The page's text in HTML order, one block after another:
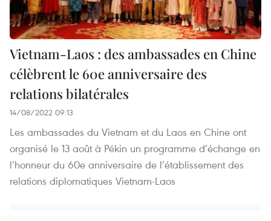
Vietnam-Laos : des ambassades en Chine
célèbrent le 60e anniversaire des
relations bilatérales
14/08/2022 09:13
Les ambassades du Vietnam et du Laos en Chine ont
organisé le 13 août à Pékin un programme d’échange en
l’honneur du 60e anniversaire de l’établissement des
relations diplomatiques Vietnam-Laos